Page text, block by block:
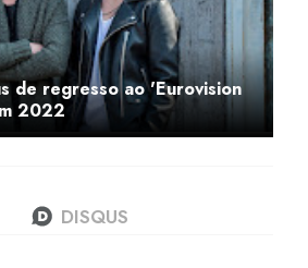
de regresso ao 'Eurovision
2022